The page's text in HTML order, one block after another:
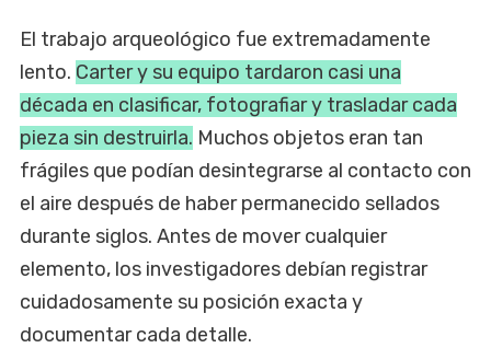
El trabajo arqueológico fue extremadamente
lento. Carter y su equipo tardaron casi una
década en clasificar, fotografiar y trasladar cada
pieza sin destruirla. Muchos objetos eran tan
frágiles que podían desintegrarse al contacto con
el aire después de haber permanecido sellados
durante siglos. Antes de mover cualquier
elemento, los investigadores debían registrar
cuidadosamente su posición exacta y
documentar cada detalle.